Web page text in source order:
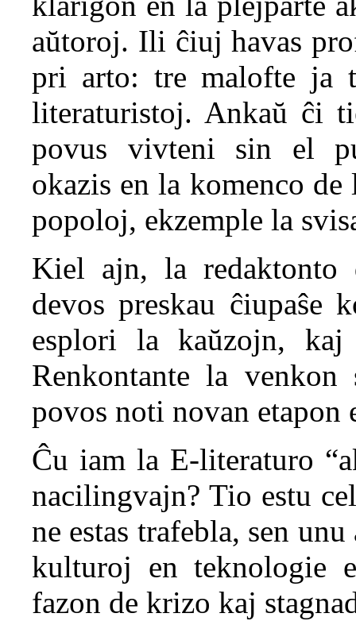
aŭtoroj. Ili ĉiuj havas
pri arto: tre malofte ja
literaturistoj. Ankaŭ ĉi
povus vivteni sin el
okazis en la komenco
popoloj, ekzemple la
Kiel ajn, la
devos preskau
esplori la kaŭzojn,
Renkontante la
povos noti novan etapon
Ĉu iam la E-literaturo
nacilingvajn? Tio estu
ne estas trafebla, sen
kulturoj en teknologie
fazon de krizo kaj